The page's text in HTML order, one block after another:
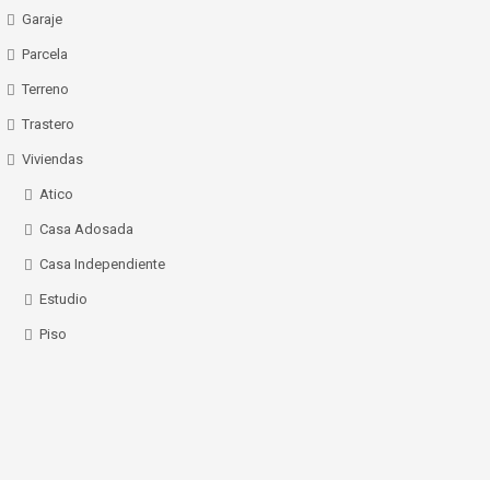
Garaje
Parcela
Terreno
Trastero
Viviendas
Atico
Casa Adosada
Casa Independiente
Estudio
Piso